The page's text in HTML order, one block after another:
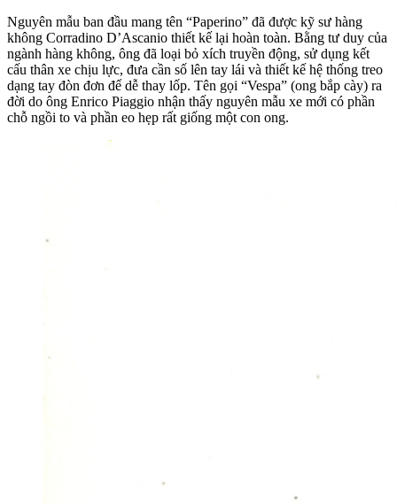
Nguyên mẫu ban đầu mang tên “Paperino” đã được kỹ sư hàng
không Corradino D’Ascanio thiết kế lại hoàn toàn. Bằng tư duy của
ngành hàng không, ông đã loại bỏ xích truyền động, sử dụng kết
cấu thân xe chịu lực, đưa cần số lên tay lái và thiết kế hệ thống treo
dạng tay đòn đơn để dễ thay lốp. Tên gọi “Vespa” (ong bắp cày) ra
đời do ông Enrico Piaggio nhận thấy nguyên mẫu xe mới có phần
chỗ ngồi to và phần eo hẹp rất giống một con ong.